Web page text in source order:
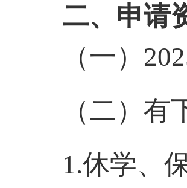
二、申请
（一）
（二）
1.休学、